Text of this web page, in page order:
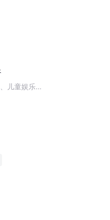
儿童娱乐项